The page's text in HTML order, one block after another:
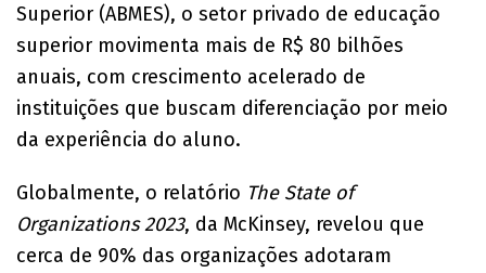
Superior (ABMES), o setor privado de educação
superior movimenta mais de R$ 80 bilhões
anuais, com crescimento acelerado de
instituições que buscam diferenciação por meio
da experiência do aluno.
Globalmente, o relatório The State of
Organizations 2023, da McKinsey, revelou que
cerca de 90% das organizações adotaram